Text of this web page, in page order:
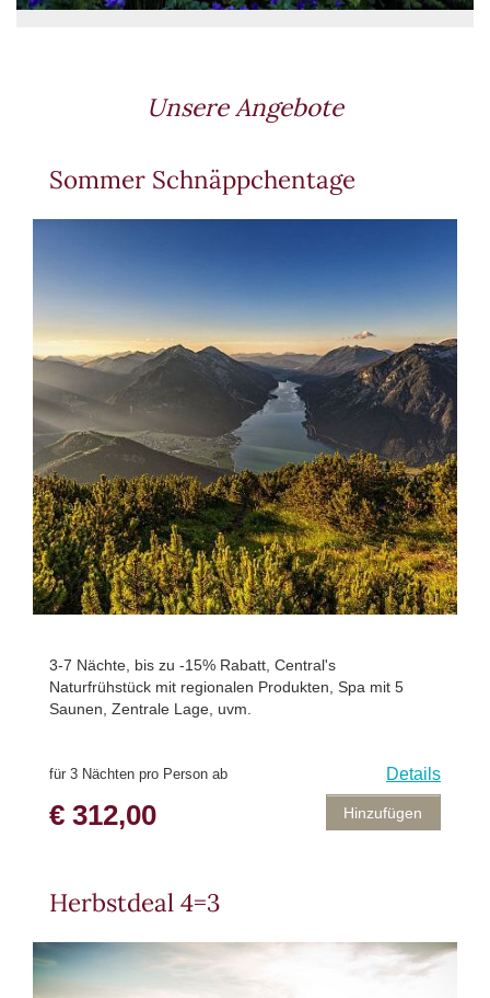
Unsere Angebote
Sommer Schnäppchentage
3-7 Nächte, bis zu -15% Rabatt, Central's
Naturfrühstück mit regionalen Produkten, Spa mit 5
Saunen, Zentrale Lage, uvm.
für 3 Nächten pro Person ab
€ 312,00
Details
Hinzufügen
Herbstdeal 4=3